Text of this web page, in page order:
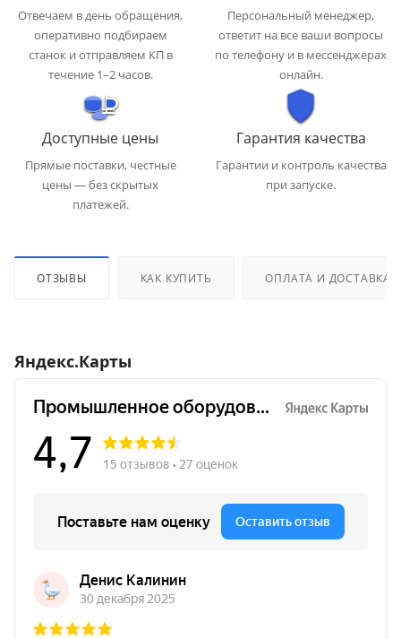
Отвечаем в день обращения,
оперативно подбираем
станок и отправляем КП в
течение 1–2 часов.
Персональный менеджер,
ответит на все ваши вопросы
по телефону и в мессенджерах
онлайн.
Доступные цены
Прямые поставки, честные
цены — без скрытых
платежей.
Гарантия качества
Гарантии и контроль качества
при запуске.
ОТЗЫВЫ КАК КУПИТЬ ОПЛАТА И ДОСТАВКА
Яндекс.Карты